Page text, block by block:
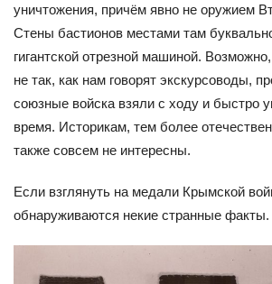
уничтожения, причём явно не оружием
Стены бастионов местами там
гигантской отрезной машиной.
не так, как нам говорят экскурсоводы,
союзные войска взяли с ходу и быстро
время. Историкам, тем более
также совсем не интересны.
Если взглянуть на медали Крымской
обнаруживаются некие странные факты.